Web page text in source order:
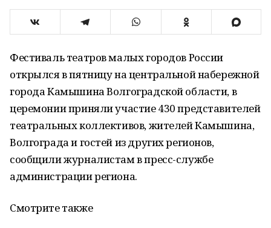
Фестиваль театров малых городов России
открылся в пятницу на центральной набережной
города Камышина Волгоградской области, в
церемонии приняли участие 430 представителей
театральных коллективов, жителей Камышина,
Волгограда и гостей из других регионов,
сообщили журналистам в пресс-службе
администрации региона.
Смотрите также